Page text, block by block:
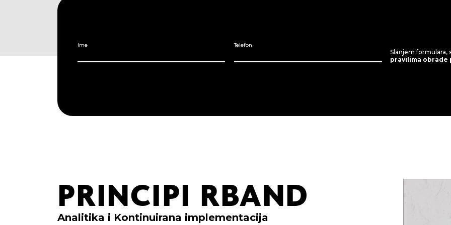
Ime Telefon
Slanjem formulara,
pravilima obrade
PRINCIPI RBAND
Analitika i Kontinuirana implementacija